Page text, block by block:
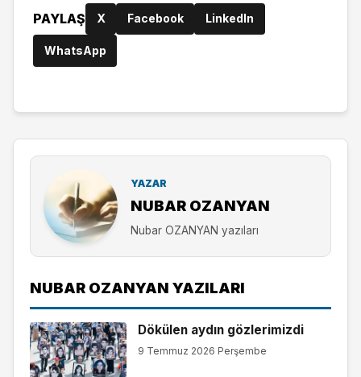
PAYLAŞ X Facebook LinkedIn
WhatsApp
YAZAR
NUBAR OZANYAN
Nubar OZANYAN yazıları
NUBAR OZANYAN YAZILARI
Dökülen aydın gözlerimizdi
9 Temmuz 2026 Perşembe